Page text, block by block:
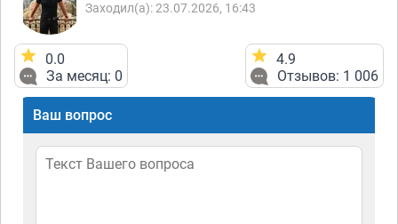
Заходил(а): 23.07.2026, 16:43
0.0
За месяц: 0
4.9
Отзывов: 1 006
Ваш вопрос